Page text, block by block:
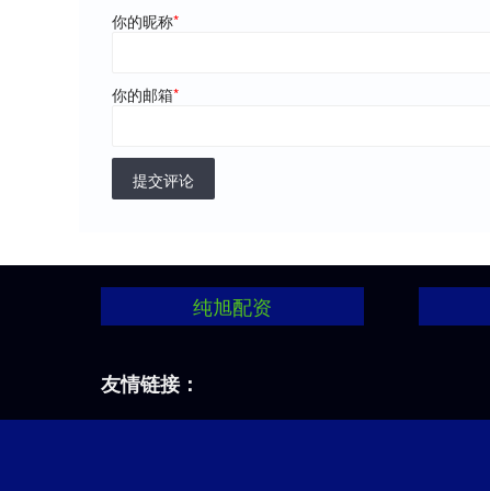
你的昵称*
你的邮箱*
提交评论
纯旭配资
友情链接：